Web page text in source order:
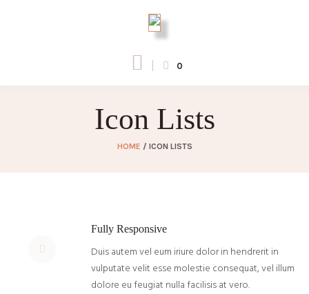
0
Icon Lists
HOME / ICON LISTS
Fully Responsive
Duis autem vel eum iriure dolor in hendrerit in
vulputate velit esse molestie consequat, vel illum
dolore eu feugiat nulla facilisis at vero.